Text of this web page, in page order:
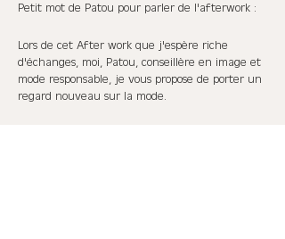
Petit mot de Patou pour parler de l'afterwork :
Lors de cet After work que j'espère riche
d'échanges, moi, Patou, conseillère en image et
mode responsable, je vous propose de porter un
regard nouveau sur la mode.